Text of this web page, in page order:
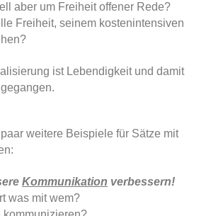
aber um Freiheit offener Rede?
Freiheit, seinem kostenintensiven
ist Lebendigkeit und damit
weitere Beispiele für Sätze mit
Kommunikation verbessern!
was mit wem?